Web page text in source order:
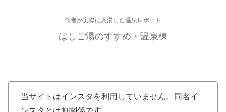
作者が実際に入湯した温泉レポート
はしご湯のすすめ・温泉棟
当サイトはインスタを利用していません。同名イ